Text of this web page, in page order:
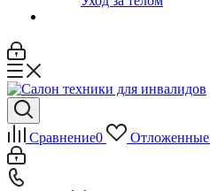
Сравнение0 Отложенные